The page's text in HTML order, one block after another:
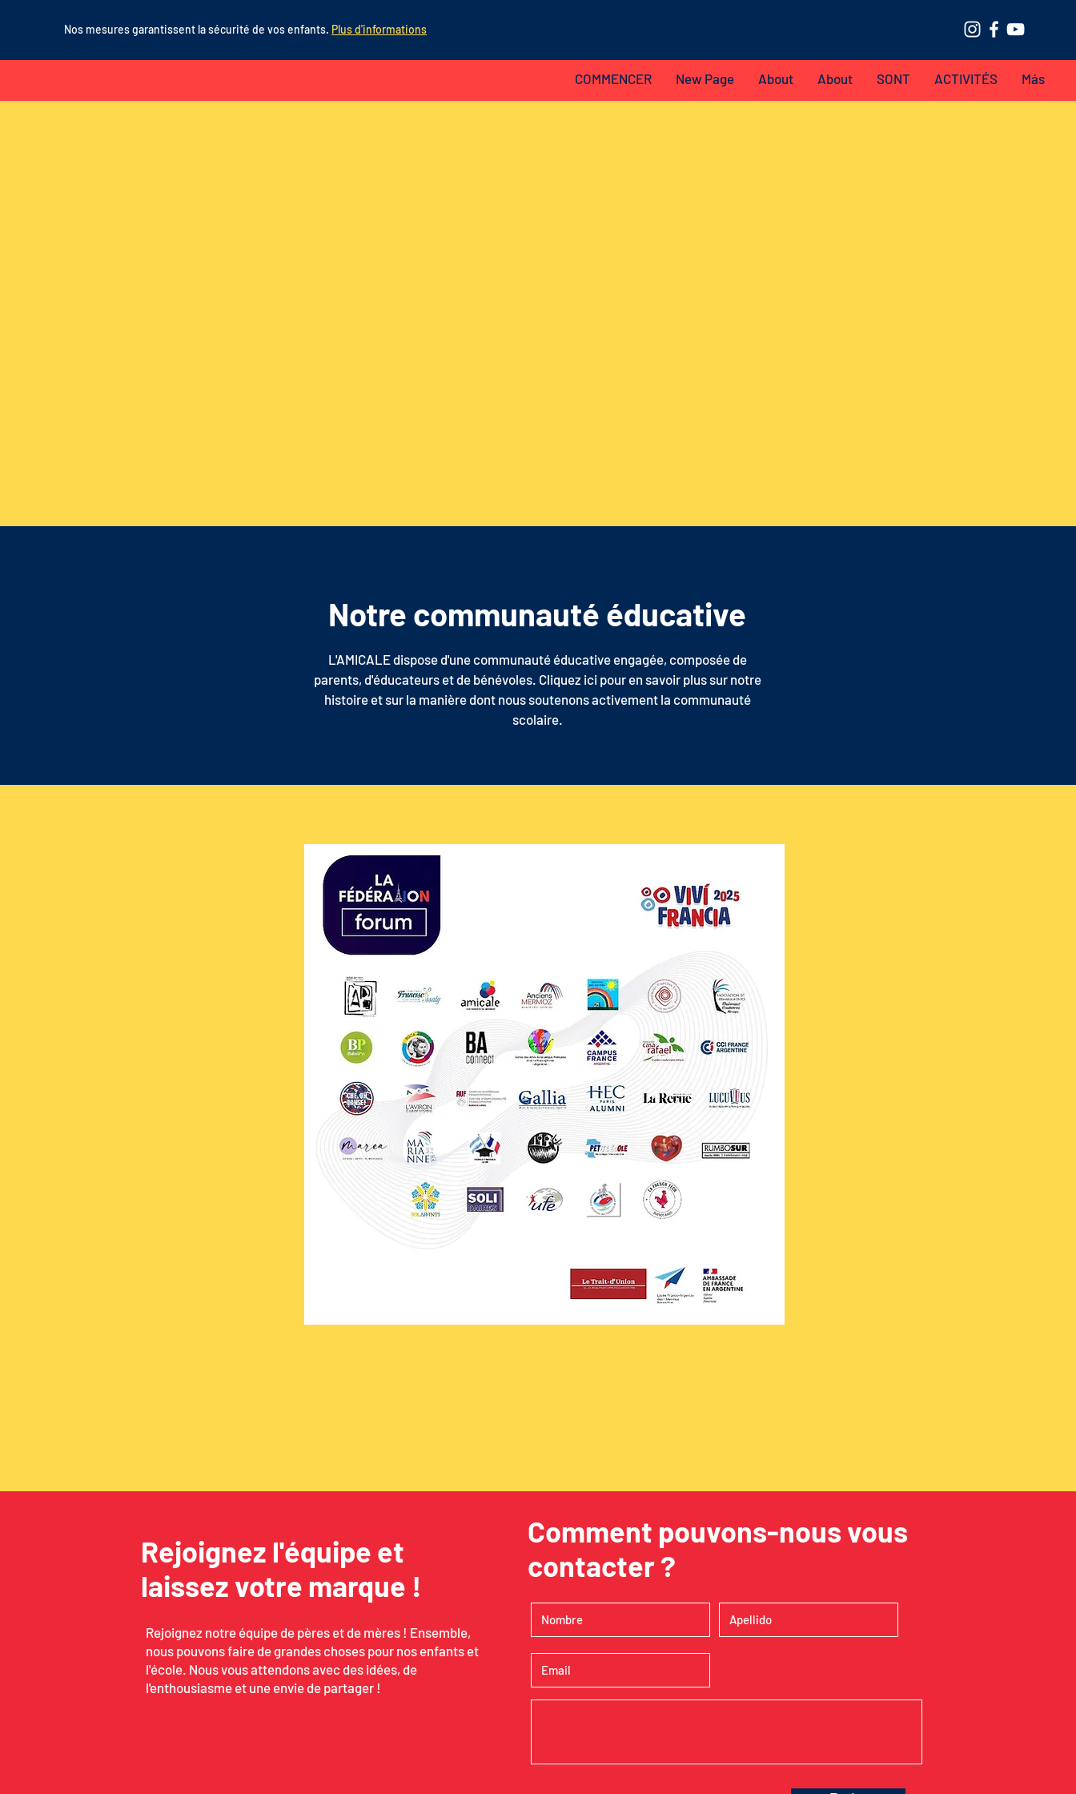
Nos mesures garantissent la sécurité de vos enfants. Plus d'informations
COMMENCER New Page About About SONT ACTIVITÉS Más
Notre communauté éducative
L'AMICALE dispose d'une communauté éducative engagée, composée de
parents, d'éducateurs et de bénévoles. Cliquez ici pour en savoir plus sur notre
histoire et sur la manière dont nous soutenons activement la communauté
scolaire.
Rejoignez l'équipe et
laissez votre marque !
Rejoignez notre équipe de pères et de mères ! Ensemble,
nous pouvons faire de grandes choses pour nos enfants et
l'école. Nous vous attendons avec des idées, de
l'enthousiasme et une envie de partager !
Comment pouvons-nous vous
contacter ?